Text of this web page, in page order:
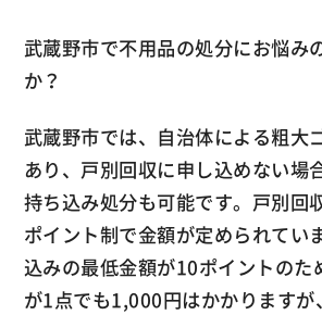
武蔵野市で不用品の処分にお悩み
か？
武蔵野市では、自治体による粗大
あり、戸別回収に申し込めない場
持ち込み処分も可能です。戸別回
ポイント制で金額が定められてい
込みの最低金額が10ポイントのた
が1点でも1,000円はかかりますが